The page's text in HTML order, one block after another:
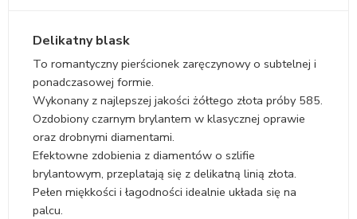
Delikatny blask
To romantyczny pierścionek zaręczynowy o subtelnej i
ponadczasowej formie.
Wykonany z najlepszej jakości żółtego złota próby 585.
Ozdobiony czarnym brylantem w klasycznej oprawie
oraz drobnymi diamentami.
Efektowne zdobienia z diamentów o szlifie
brylantowym, przeplatają się z delikatną linią złota.
Pełen miękkości i łagodności idealnie układa się na
palcu.